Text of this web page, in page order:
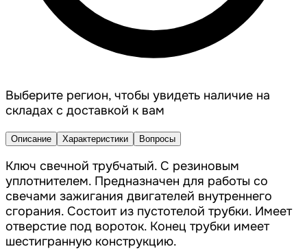
Выберите регион, чтобы увидеть наличие на
складах с доставкой к вам
Описание Характеристики Вопросы
Ключ свечной трубчатый. С резиновым
уплотнителем. Предназначен для работы со
свечами зажигания двигателей внутреннего
сгорания. Состоит из пустотелой трубки. Имеет
отверстие под вороток. Конец трубки имеет
шестигранную конструкцию.